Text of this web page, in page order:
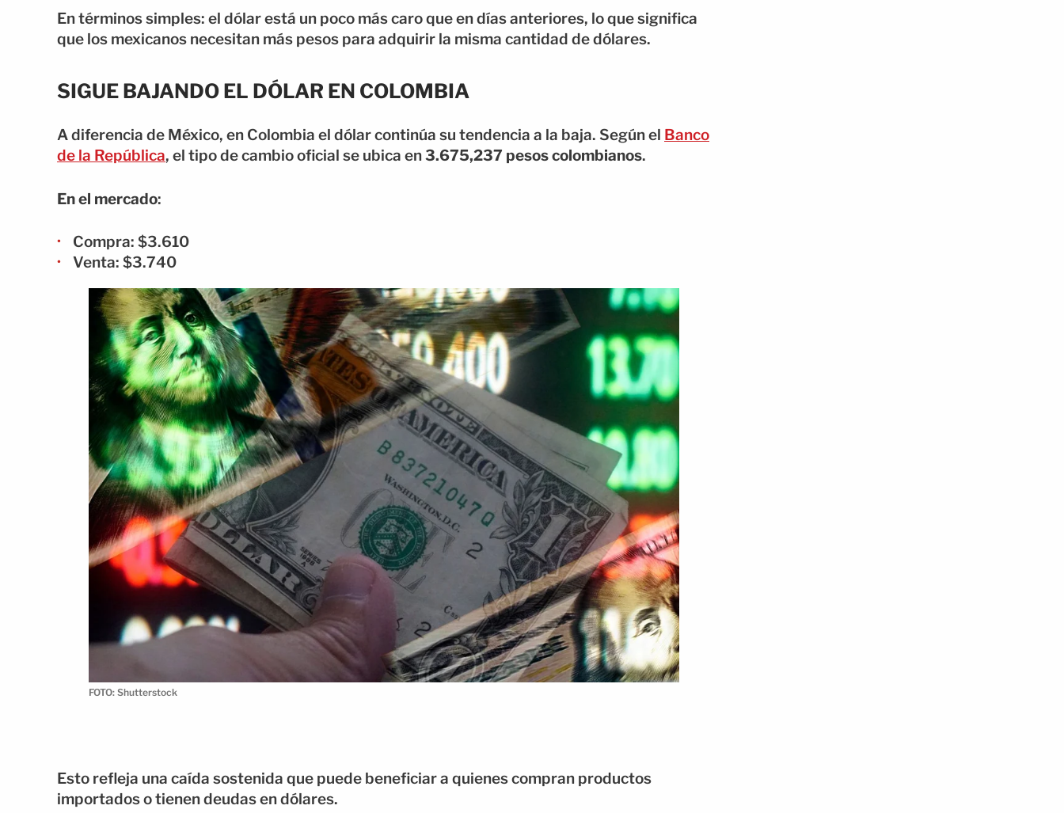
En términos simples: el dólar está un poco más caro que en días anteriores, lo que significa
que los mexicanos necesitan más pesos para adquirir la misma cantidad de dólares.
SIGUE BAJANDO EL DÓLAR EN COLOMBIA
A diferencia de México, en Colombia el dólar continúa su tendencia a la baja. Según el Banco
de la República, el tipo de cambio oficial se ubica en3.675,237 pesos colombianos.
En el mercado:
Compra: $3.610
Venta: $3.740
FOTO: Shutterstock
Esto refleja una caída sostenida que puede beneficiar a quienes compran productos
importados o tienen deudas en dólares.